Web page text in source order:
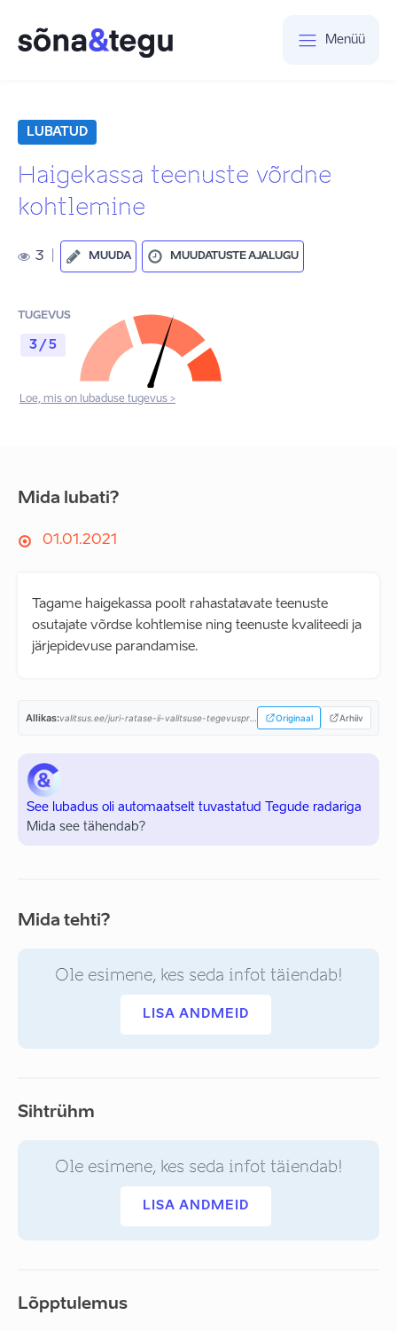
Menüü
LUBATUD
Haigekassa teenuste võrdne
kohtlemine
3 MUUDA MUUDATUSTE AJALUGU
TUGEVUS
3 / 5
Loe, mis on lubaduse tugevus >
Mida lubati?
01.01.2021
Tagame haigekassa poolt rahastatavate teenuste
osutajate võrdse kohtlemise ning teenuste kvaliteedi ja
järjepidevuse parandamise.
Allikas: Originaal Arhiiv
See lubadus oli automaatselt tuvastatud Tegude radariga
Mida see tähendab?
Mida tehti?
Ole esimene, kes seda infot täiendab!
LISA ANDMEID
Sihtrühm
Ole esimene, kes seda infot täiendab!
LISA ANDMEID
Lõpptulemus